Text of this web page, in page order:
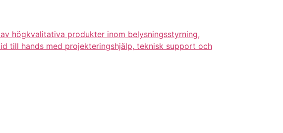
högkvalitativa produkter inom belysningsstyrning,
till hands med projekteringshjälp, teknisk support och